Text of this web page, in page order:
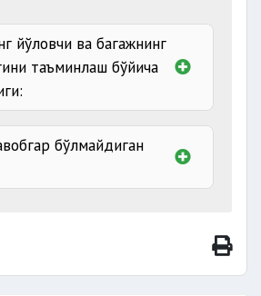
харажат
йўловчи ва багажнинг
таъминлаш бўйича
бўлмайдиган